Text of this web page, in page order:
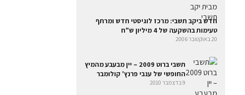
חדש ביקב תשבי: מרכז לוגיסטי חדש ומרתף
טעימות בהשקעה של 4 מיליון ש"ח
20 באוקטובר 2006
תשבי ברוט 2009 – יין מבעבע מהמיץ
החופשי של ענבי פרנץ' קולומבר
9 בדצמבר 2010